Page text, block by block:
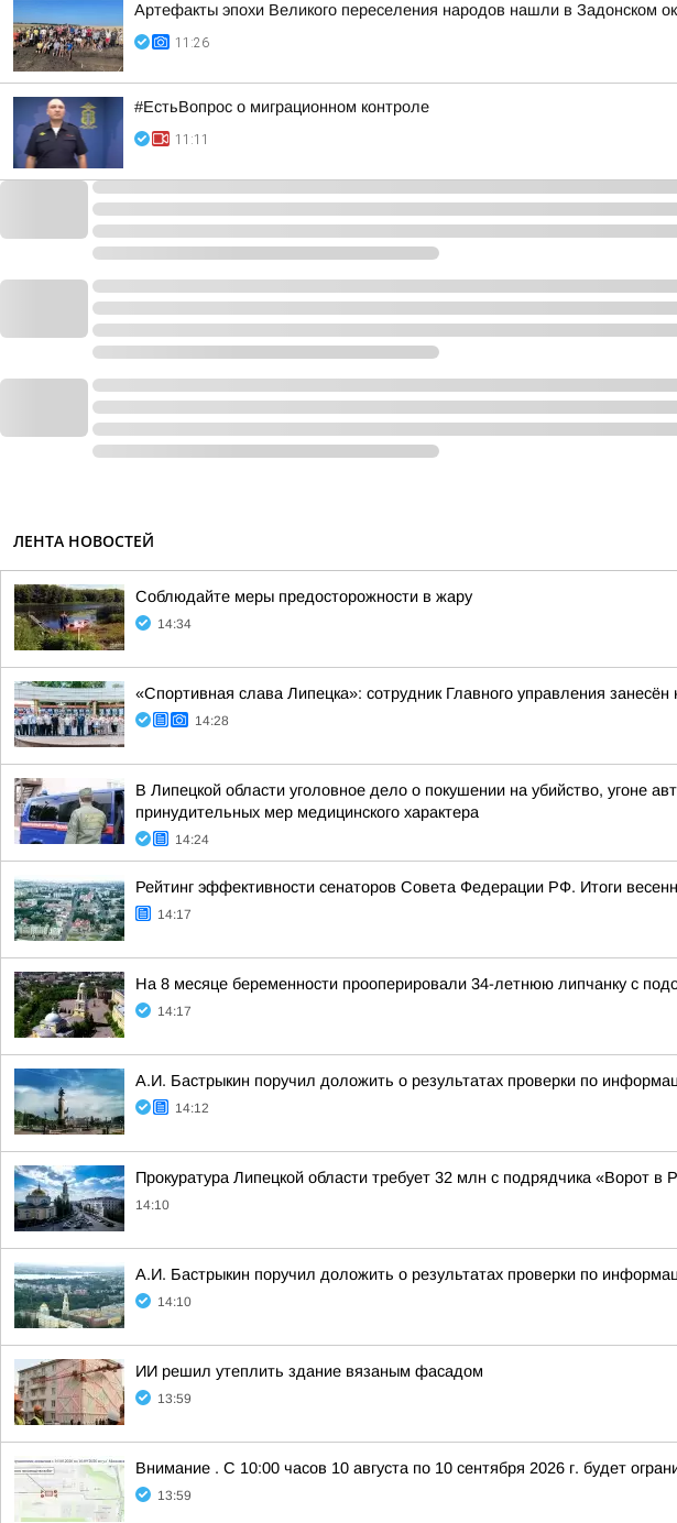
Артефакты эпохи Великого переселения народов нашли в Задонском
11:26
#ЕстьВопрос о миграционном контроле
11:11
ЛЕНТА НОВОСТЕЙ
Соблюдайте меры предосторожности в жару
14:34
«Спортивная слава Липецка»: сотрудник Главного управления занесён
14:28
В Липецкой области уголовное дело о покушении на убийство, угоне
принудительных мер медицинского характера
14:24
Рейтинг эффективности сенаторов Совета Федерации РФ. Итоги
14:17
На 8 месяце беременности прооперировали 34-летнюю липчанку с
14:17
А.И. Бастрыкин поручил доложить о результатах проверки по
14:12
Прокуратура Липецкой области требует 32 млн с подрядчика «Ворот в
14:10
А.И. Бастрыкин поручил доложить о результатах проверки по
14:10
ИИ решил утеплить здание вязаным фасадом
13:59
Внимание . С 10:00 часов 10 августа по 10 сентября 2026 г. будет
13:59